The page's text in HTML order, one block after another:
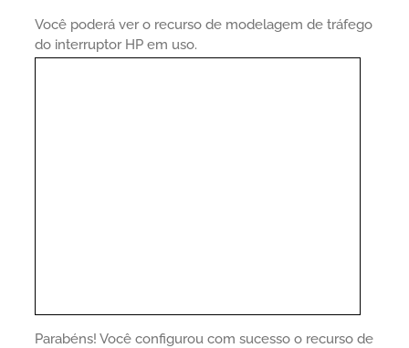
Você poderá ver o recurso de modelagem de tráfego
do interruptor HP em uso.
Parabéns! Você configurou com sucesso o recurso de